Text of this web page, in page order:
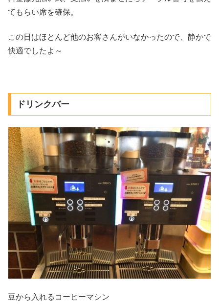
てもらい席を確保。
この日はほとんど他のお客さんがいなかったので、静かで
快適でしたよ～
ドリンクバー
豆から入れるコーヒーマシン